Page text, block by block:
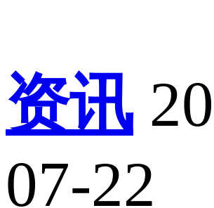
资讯
07-22